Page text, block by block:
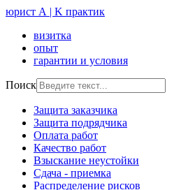
юрист А | K практик
визитка
опыт
гарантии и условия
Поиск
Защита заказчика
Защита подрядчика
Оплата работ
Качество работ
Взыскание неустойки
Сдача - приемка
Распределение рисков